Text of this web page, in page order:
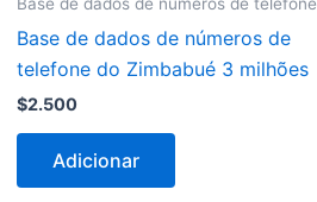
Base de dados de números de telefone
Base de dados de números de
telefone do Zimbabué 3 milhões
$2.500
Adicionar